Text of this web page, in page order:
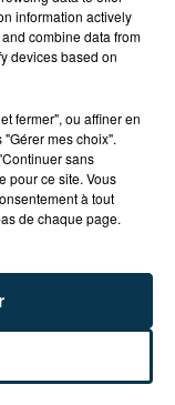
UNE
?
information actively
combine data from
devices based on
fermer", ou affiner en
mes choix".
sans
pour ce site. Vous
à tout
de chaque page.